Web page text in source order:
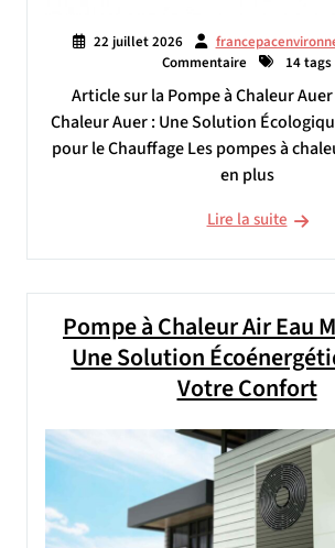
22 juillet 2026
Commentaire
14 tags
Article sur la Pompe à Chaleur
Chaleur Auer : Une Solution
pour le Chauffage Les pompes à
en plus
Lire la suite
Pompe à Chaleur Air Eau
Une Solution
Votre Confort